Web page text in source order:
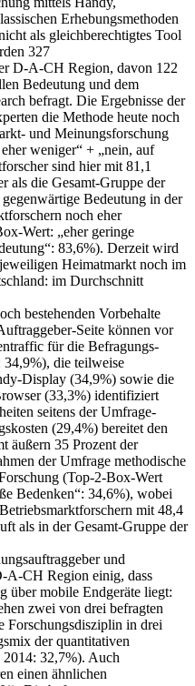
Erhebungsmethoden
als gleichberechtigtes Tool
327
D-A-CH Region, davon 122
Bedeutung und dem
befragt. Die Ergebnisse der
die Methode heute noch
und Meinungsforschung
weniger“ + „nein, auf
sind hier mit 81,1
als die Gesamt-Gruppe der
Bedeutung in der
noch eher
Wert: „eher geringe
83,6%). Derzeit wird
Heimatmarkt noch im
im Durchschnitt
bestehenden Vorbehalte
Seite können vor
für die Befragungs-
34,9%), die teilweise
Display (34,9%) sowie die
(33,3%) identifiziert
seitens der Umfrage-
(29,4%) bereitet den
äußern 35 Prozent der
der Umfrage methodische
(Top-2-Box-Wert
Bedenken“: 34,6%), wobei
mit 48,4
als in der Gesamt-Gruppe der
und
A-CH Region einig, dass
über mobile Endgeräte liegt:
zwei von drei befragten
Forschungsdisziplin in drei
der quantitativen
32,7%). Auch
einen ähnlichen